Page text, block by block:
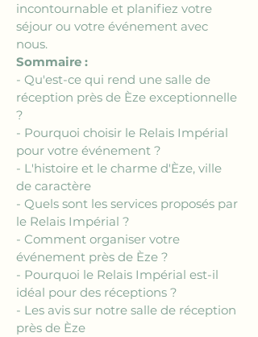
incontournable et planifiez votre
séjour ou votre événement avec
nous.
Sommaire :
- Qu'est-ce qui rend une salle de
réception près de Èze exceptionnelle
?
- Pourquoi choisir le Relais Impérial
pour votre événement ?
- L'histoire et le charme d'Èze, ville
de caractère
- Quels sont les services proposés par
le Relais Impérial ?
- Comment organiser votre
événement près de Èze ?
- Pourquoi le Relais Impérial est-il
idéal pour des réceptions ?
- Les avis sur notre salle de réception
près de Èze